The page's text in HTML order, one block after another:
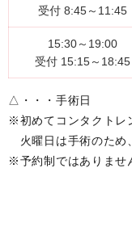
受付 8:45～11:45
15:30～19:00
受付 15:15～18:45
△・・・手術日
※初めてコンタクトレ
火曜日は手術のため
※予約制ではありませ